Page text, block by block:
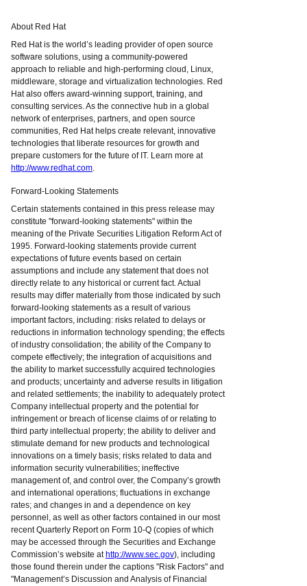
About Red Hat
Red Hat is the world’s leading provider of open source
software solutions, using a community-powered
approach to reliable and high-performing cloud, Linux,
middleware, storage and virtualization technologies. Red
Hat also offers award-winning support, training, and
consulting services. As the connective hub in a global
network of enterprises, partners, and open source
communities, Red Hat helps create relevant, innovative
technologies that liberate resources for growth and
prepare customers for the future of IT. Learn more at
http://www.redhat.com.
Forward-Looking Statements
Certain statements contained in this press release may
constitute "forward-looking statements" within the
meaning of the Private Securities Litigation Reform Act of
1995. Forward-looking statements provide current
expectations of future events based on certain
assumptions and include any statement that does not
directly relate to any historical or current fact. Actual
results may differ materially from those indicated by such
forward-looking statements as a result of various
important factors, including: risks related to delays or
reductions in information technology spending; the effects
of industry consolidation; the ability of the Company to
compete effectively; the integration of acquisitions and
the ability to market successfully acquired technologies
and products; uncertainty and adverse results in litigation
and related settlements; the inability to adequately protect
Company intellectual property and the potential for
infringement or breach of license claims of or relating to
third party intellectual property; the ability to deliver and
stimulate demand for new products and technological
innovations on a timely basis; risks related to data and
information security vulnerabilities; ineffective
management of, and control over, the Company’s growth
and international operations; fluctuations in exchange
rates; and changes in and a dependence on key
personnel, as well as other factors contained in our most
recent Quarterly Report on Form 10-Q (copies of which
may be accessed through the Securities and Exchange
Commission’s website at http://www.sec.gov), including
those found therein under the captions "Risk Factors" and
"Management’s Discussion and Analysis of Financial